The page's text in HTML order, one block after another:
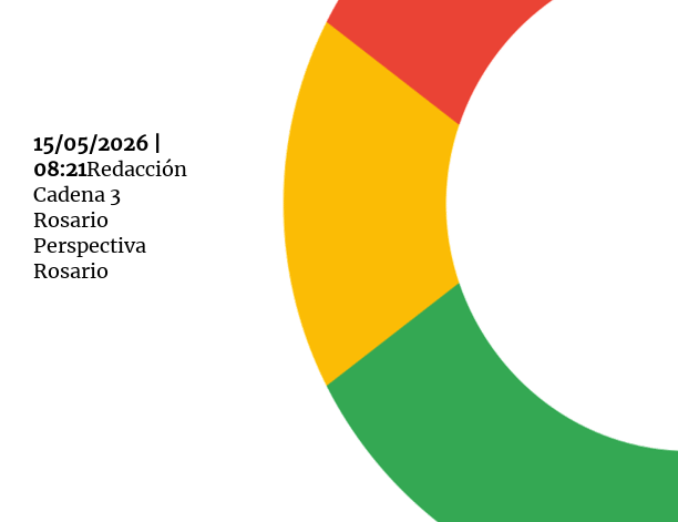
15/05/2026 |
08:21Redacción
Cadena 3
Rosario
Perspectiva
Rosario
Notas
Editorial
Notas
Mundial 2026 La Sole en Cadena 3